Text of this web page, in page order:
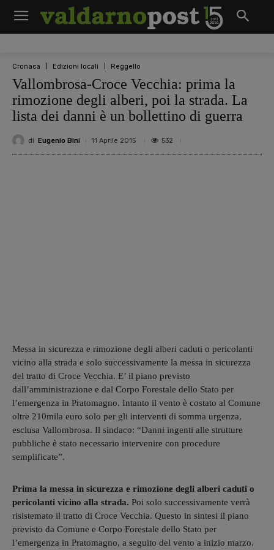
Cronaca Edizioni locali Reggello
Vallombrosa-Croce Vecchia: prima la
rimozione degli alberi, poi la strada. La
lista dei danni è un bollettino di guerra
di Eugenio Bini 11 Aprile 2015 532
Messa in sicurezza e rimozione degli alberi caduti o pericolanti
vicino alla strada e solo successivamente la messa in sicurezza
del tratto di Croce Vecchia. E’ il piano previsto
dall’amministrazione e dal Corpo Forestale dello Stato per
l’emergenza in Pratomagno. Intanto il vento è costato al Comune
oltre 210mila euro solo per gli interventi di somma urgenza,
esclusa Vallombrosa. Il sindaco: “Danni ingenti alle strutture
pubbliche è stato necessario intervenire con procedure
semplificate”.
Prima la messa in sicurezza e rimozione degli alberi caduti o
pericolanti vicino alla strada. Poi solo successivamente verrà
risistemato il tratto di Croce Vecchia. Questo in sintesi il piano
previsto da Comune e Corpo Forestale dello Stato per
l’emergenza in Pratomagno, a seguito del vento a inizio marzo.